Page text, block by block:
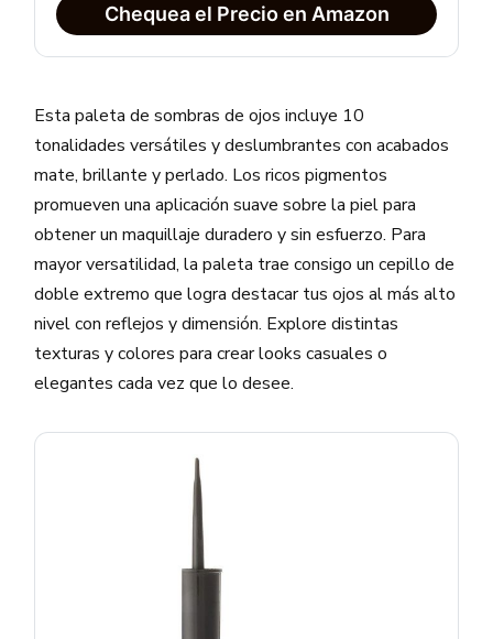
Chequea el Precio en Amazon
Esta paleta de sombras de ojos incluye 10
tonalidades versátiles y deslumbrantes con acabados
mate, brillante y perlado. Los ricos pigmentos
promueven una aplicación suave sobre la piel para
obtener un maquillaje duradero y sin esfuerzo. Para
mayor versatilidad, la paleta trae consigo un cepillo de
doble extremo que logra destacar tus ojos al más alto
nivel con reflejos y dimensión. Explore distintas
texturas y colores para crear looks casuales o
elegantes cada vez que lo desee.